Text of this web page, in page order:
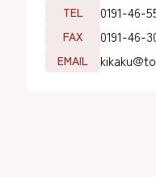
TEL
0191-46-
FAX 0191-46-
EMAIL